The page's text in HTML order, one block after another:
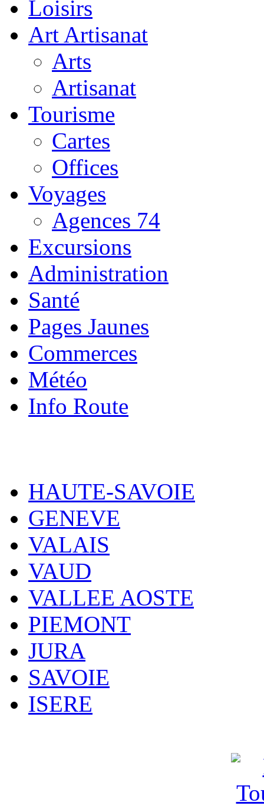
Loisirs
Art Artisanat
Arts
Artisanat
Tourisme
Cartes
Offices
Voyages
Agences 74
Excursions
Administration
Santé
Pages Jaunes
Commerces
Météo
Info Route
HAUTE-SAVOIE
GENEVE
VALAIS
VAUD
VALLEE AOSTE
PIEMONT
JURA
SAVOIE
ISERE